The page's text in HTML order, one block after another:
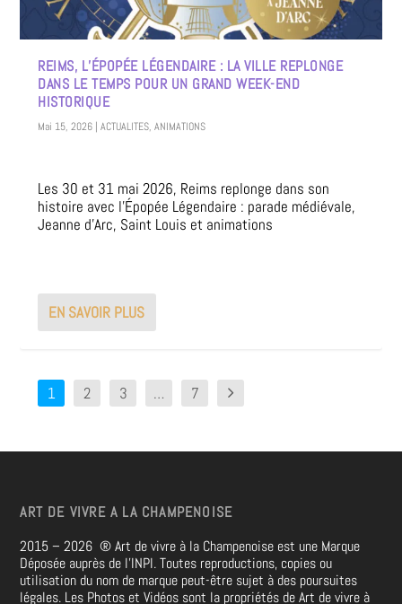
REIMS, L’ÉPOPÉE LÉGENDAIRE : LA VILLE REPLONGE
DANS LE TEMPS POUR UN GRAND WEEK-END
HISTORIQUE
Mai 15, 2026 |ACTUALITES,ANIMATIONS
Les 30 et 31 mai 2026, Reims replonge dans son
histoire avec l’Épopée Légendaire : parade médiévale,
Jeanne d’Arc, Saint Louis et animations
EN SAVOIR PLUS
1 2 3 … 7
ART DE VIVRE A LA CHAMPENOISE
2015 – 2026®Art de vivre à la Champenoise est une Marque
Déposée auprès de l’INPI. Toutes reproductions, copies ou
utilisation du nom de marque peut-être sujet à des poursuites
légales. Les Photos et Vidéos sont la propriétés de Art de vivre à